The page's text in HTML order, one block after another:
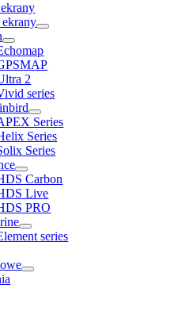
ekrany
2
series
Series
Series
Series
Carbon
Live
PRO
series